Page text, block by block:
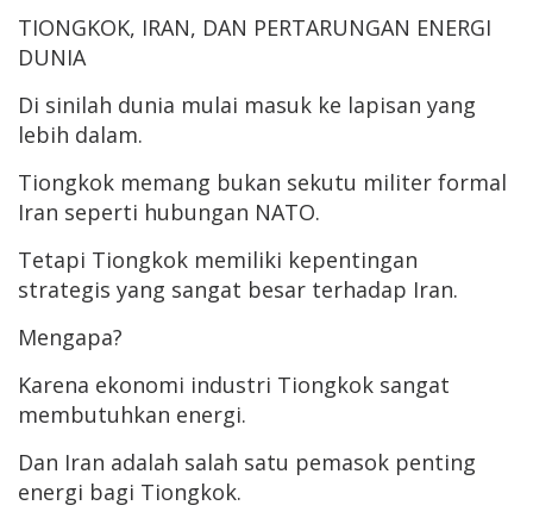
TIONGKOK, IRAN, DAN PERTARUNGAN ENERGI
DUNIA
Di sinilah dunia mulai masuk ke lapisan yang
lebih dalam.
Tiongkok memang bukan sekutu militer formal
Iran seperti hubungan NATO.
Tetapi Tiongkok memiliki kepentingan
strategis yang sangat besar terhadap Iran.
Mengapa?
Karena ekonomi industri Tiongkok sangat
membutuhkan energi.
Dan Iran adalah salah satu pemasok penting
energi bagi Tiongkok.